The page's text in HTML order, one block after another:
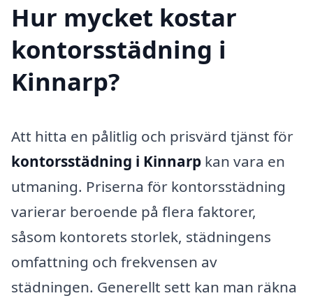
Hur mycket kostar
kontorsstädning i
Kinnarp?
Att hitta en pålitlig och prisvärd tjänst för
kontorsstädning i Kinnarp kan vara en
utmaning. Priserna för kontorsstädning
varierar beroende på flera faktorer,
såsom kontorets storlek, städningens
omfattning och frekvensen av
städningen. Generellt sett kan man räkna